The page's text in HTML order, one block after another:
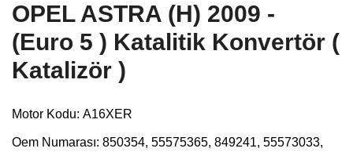
OPEL ASTRA (H) 2009 -
(Euro 5 ) Katalitik Konvertör (
Katalizör )
Motor Kodu: A16XER
Oem Numarası: 850354, 55575365, 849241, 55573033,